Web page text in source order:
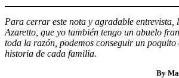
Para cerrar este nota y agradable entrevista,
Azaretto, que yo también tengo un abuelo
toda la razón, podemos conseguir un
historia de cada familia.
By